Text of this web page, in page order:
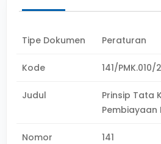
Tipe Dokumen Peraturan
Kode 141/PMK.010/
Judul
Prinsip Tata
Pembiayaan
Nomor 141